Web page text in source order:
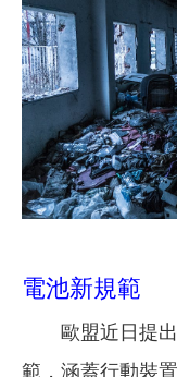
電池新規範
歐盟近日提
範，涵蓋行動裝